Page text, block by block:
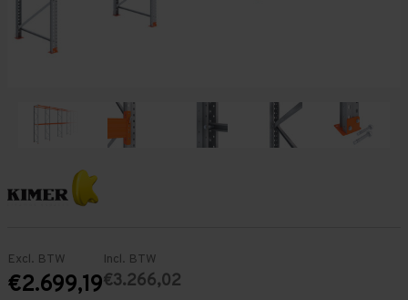
Excl. BTW
€2.699,19
Incl. BTW
€3.266,02